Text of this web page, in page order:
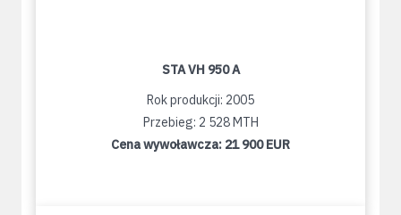
STA VH 950 A
Rok produkcji: 2005
Przebieg: 2 528 MTH
Cena wywoławcza: 21 900 EUR